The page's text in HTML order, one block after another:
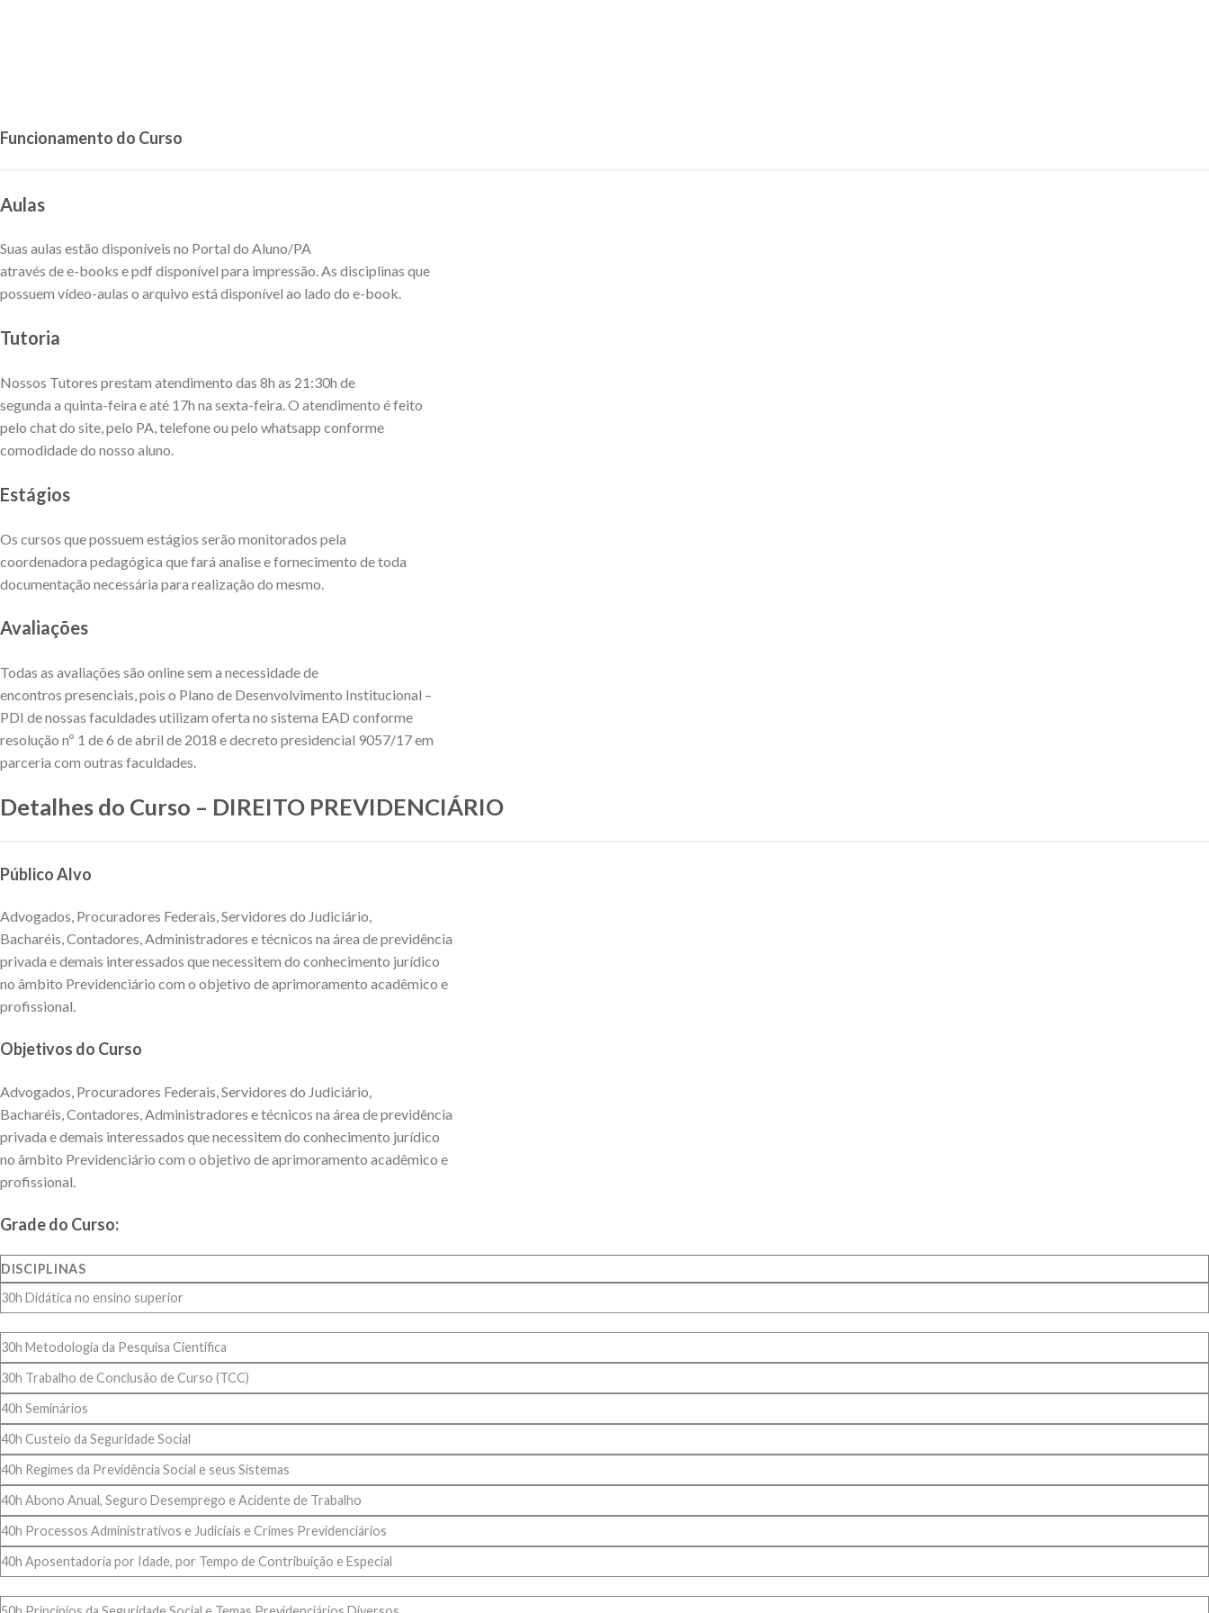
Funcionamento do Curso
Aulas
Suas aulas estão disponíveis no Portal do Aluno/PA
através de e-books e pdf disponível para impressão. As disciplinas que
possuem vídeo-aulas o arquivo está disponível ao lado do e-book.
Tutoria
Nossos Tutores prestam atendimento das 8h as 21:30h de
segunda a quinta-feira e até 17h na sexta-feira. O atendimento é feito
pelo chat do site, pelo PA, telefone ou pelo whatsapp conforme
comodidade do nosso aluno.
Estágios
Os cursos que possuem estágios serão monitorados pela
coordenadora pedagógica que fará analise e fornecimento de toda
documentação necessária para realização do mesmo.
Avaliações
Todas as avaliações são online sem a necessidade de
encontros presenciais, pois o Plano de Desenvolvimento Institucional –
PDI de nossas faculdades utilizam oferta no sistema EAD conforme
resolução nº 1 de 6 de abril de 2018 e decreto presidencial 9057/17 em
parceria com outras faculdades.
Detalhes do Curso – DIREITO PREVIDENCIÁRIO
Público Alvo
Advogados, Procuradores Federais, Servidores do Judiciário,
Bacharéis, Contadores, Administradores e técnicos na área de previdência
privada e demais interessados que necessitem do conhecimento jurídico
no âmbito Previdenciário com o objetivo de aprimoramento acadêmico e
profissional.
Objetivos do Curso
Advogados, Procuradores Federais, Servidores do Judiciário,
Bacharéis, Contadores, Administradores e técnicos na área de previdência
privada e demais interessados que necessitem do conhecimento jurídico
no âmbito Previdenciário com o objetivo de aprimoramento acadêmico e
profissional.
Grade do Curso:
DISCIPLINAS
30h Didática no ensino superior
30h Metodologia da Pesquisa Científica
30h Trabalho de Conclusão de Curso (TCC)
40h Seminários
40h Custeio da Seguridade Social
40h Regimes da Previdência Social e seus Sistemas
40h Abono Anual, Seguro Desemprego e Acidente de Trabalho
40h Processos Administrativos e Judiciais e Crimes Previdenciários
40h Aposentadoria por Idade, por Tempo de Contribuição e Especial